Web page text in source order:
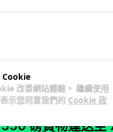
Cookie
改善網站體驗。 繼續使用
示您同意我們的 Cookie 政
沖繩飛台灣僅需
磅貨物運送至